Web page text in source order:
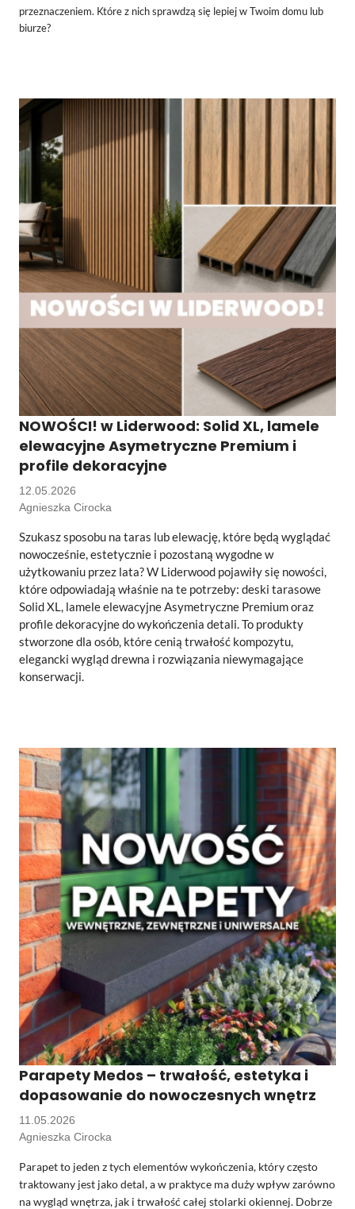
przeznaczeniem. Które z nich sprawdzą się lepiej w Twoim domu lub
biurze?
NOWOŚCI! w Liderwood: Solid XL, lamele
elewacyjne Asymetryczne Premium i
profile dekoracyjne
Agnieszka Cirocka
12.05.2026
Szukasz sposobu na taras lub elewację, które będą wyglądać
nowocześnie, estetycznie i pozostaną wygodne w
użytkowaniu przez lata? W Liderwood pojawiły się nowości,
które odpowiadają właśnie na te potrzeby: deski tarasowe
Solid XL, lamele elewacyjne Asymetryczne Premium oraz
profile dekoracyjne do wykończenia detali. To produkty
stworzone dla osób, które cenią trwałość kompozytu,
elegancki wygląd drewna i rozwiązania niewymagające
konserwacji.
Parapety Medos – trwałość, estetyka i
dopasowanie do nowoczesnych wnętrz
Agnieszka Cirocka
11.05.2026
Parapet to jeden z tych elementów wykończenia, który często
traktowany jest jako detal, a w praktyce ma duży wpływ zarówno
na wygląd wnętrza, jak i trwałość całej stolarki okiennej. Dobrze